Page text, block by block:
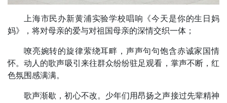
上海市民办新黄浦实验学校唱响《今天是你的生日妈
妈》，将对母亲的爱与对祖国母亲的深情交织一体；
嘹亮婉转的旋律萦绕耳畔，声声句句饱含赤诚家国情
怀。动人的歌声吸引来往群众纷纷驻足观看，掌声不断，红
色氛围感满满。
歌声渐歇，初心不改。少年们用昂扬之声接过先辈精神